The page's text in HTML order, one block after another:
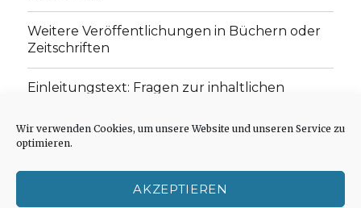
Wir verwenden Cookies, um unsere Website und unseren Service zu
optimieren.
AKZEPTIEREN
Weitere Veröffentlichungen in Büchern oder
Zeitschriften
Einleitungstext: Fragen zur inhaltlichen
„schwachen Glaubens“